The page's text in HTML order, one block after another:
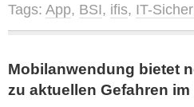
Tags: App, BSI, ifis, IT-
Mobilanwendung bietet
zu aktuellen Gefahren